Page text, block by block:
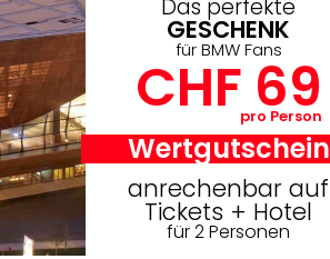
Das perfekte
GESCHENK
für BMW Fans
CHF 69
pro Person
Wertgutschein
anrechenbar auf
Tickets + Hotel
für 2 Personen